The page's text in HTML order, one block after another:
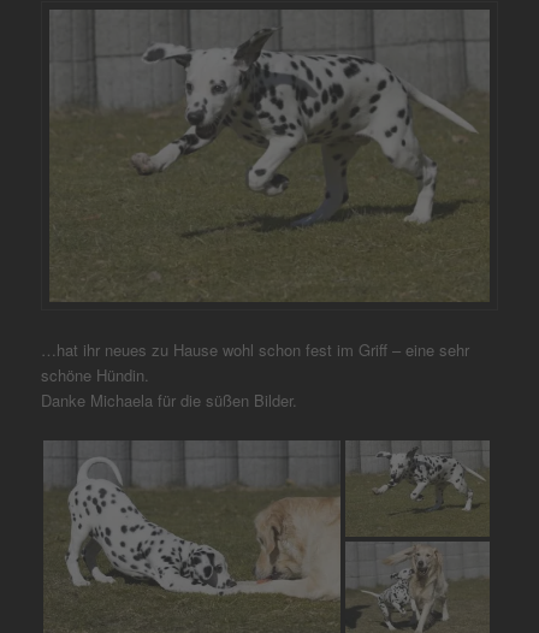
…hat ihr neues zu Hause wohl schon fest im Griff – eine sehr
schöne Hündin.
Danke Michaela für die süßen Bilder.